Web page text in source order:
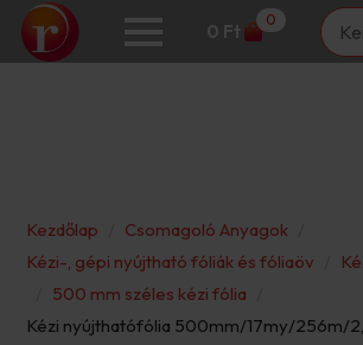
0 Ft
0
Kezdőlap
Csomagoló Anyagok
Kézi-, gépi nyújtható fóliák és fóliaöv
500 mm széles kézi fólia
Kézi nyújthatófólia 500mm/17my/256m/